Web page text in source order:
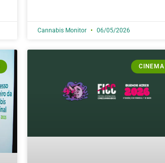
Cannabis Monitor 06/05/2026
CINEMA